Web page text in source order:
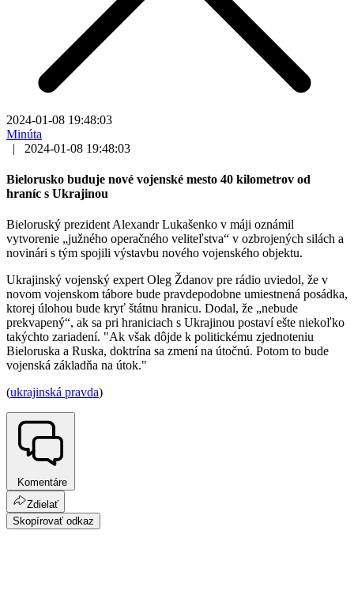
2024-01-08 19:48:03
Minúta
|
2024-01-08 19:48:03
Bielorusko buduje nové vojenské mesto 40 kilometrov od
hraníc s Ukrajinou
Bieloruský prezident Alexandr Lukašenko v máji oznámil
vytvorenie „južného operačného veliteľstva“ v ozbrojených silách a
novinári s tým spojili výstavbu nového vojenského objektu.
Ukrajinský vojenský expert Oleg Ždanov pre rádio uviedol, že v
novom vojenskom tábore bude pravdepodobne umiestnená posádka,
ktorej úlohou bude kryť štátnu hranicu. Dodal, že „nebude
prekvapený“, ak sa pri hraniciach s Ukrajinou postaví ešte niekoľko
takýchto zariadení. "Ak však dôjde k politickému zjednoteniu
Bieloruska a Ruska, doktrína sa zmení na útočnú. Potom to bude
vojenská základňa na útok."
(ukrajinská pravda)
Komentáre
Zdielať
Skopírovať odkaz